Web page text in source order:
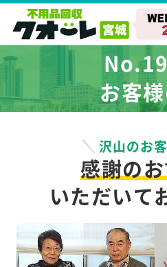
お客
沢山のお
感謝の
いただいて